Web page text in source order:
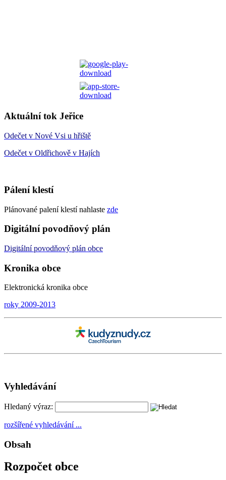
Aktuální tok Jeřice
Odečet v Nové Vsi u hřiště
Odečet v Oldřichově v Hajích
Pálení klestí
Plánované palení klestí nahlaste zde
Digitální povodňový plán
Digitálnípovodňový plán obce
Kronika obce
Elektronická kronika obce
roky 2009-2013
Vyhledávání
Hledaný výraz:
rozšířené vyhledávání ...
Obsah
Rozpočet obce